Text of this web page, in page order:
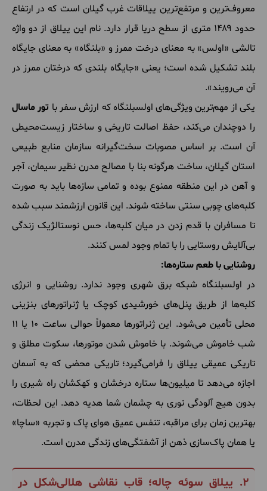
معروف‌ترین و مرتفع‌ترین ییلاقات غرب گیلان است که در ارتفاع
حدود ۱۴۸۹ متری از سطح دریا قرار دارد. نام این ییلاق از دو واژه
تالشی «اولس» به معنای درخت ممرز و «بلنگاه» به معنای جایگاه
بلند تشکیل شده است؛ یعنی «جایگاه بلندی که درختان ممرز در
آن می‌رویند».
یکی از مهم‌ترین ویژگی‌های اولسبلنگاه که ارزش سفر با تور ماسال
را دوچندان می‌کند، حفظ اصالت تاریخی و ساختار زیست‌محیطی
آن است. بر اساس مصوبات سخت‌گیرانه سازمان منابع طبیعی
استان گیلان، ساخت هرگونه بنا با مصالح مدرن نظیر سیمان، آجر
و آهن در این منطقه ممنوع بوده و تمامی سازه‌ها باید به صورت
کلبه‌های چوبی سنتی ساخته شوند. این قانون ارزشمند سبب شده
تا مسافران با قدم زدن در میان کلبه‌ها، حس نوستالژیک زندگی
بی‌آلایش روستایی را با تمام وجود لمس کنند.
روشنایی با طعم ستاره‌ها:
در اولسبلنگاه شبکه برق شهری وجود ندارد. روشنایی و انرژی
کلبه‌ها از طریق پنل‌های خورشیدی کوچک یا ژنراتورهای بنزینی
محلی تأمین می‌شود. این ژنراتورها معمولاً حوالی ساعت ۱۰ یا ۱۱
شب خاموش می‌شوند. با خاموش شدن موتورها، سکوت مطلق و
تاریکی عمیقی ییلاق را فرامی‌گیرد؛ تاریکی محضی که به آسمان
اجازه می‌دهد تا میلیون‌ها ستاره درخشان و کهکشان راه شیری را
بدون هیچ آلودگی نوری به چشمان شما هدیه دهد. این لحظات،
بهترین زمان برای مراقبه، تنفس عمیق هوای پاک و تجربه «ساچا»
یا همان پاک‌سازی ذهن از آشفتگی‌های زندگی مدرن است.
۲. ییلاق سوئه چاله؛ قاب نقاشی هلالی‌شکل در